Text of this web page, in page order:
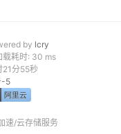
by lcry
耗时: 30 ms
分55秒
-5
速/云存储服务